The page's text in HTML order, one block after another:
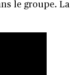
le groupe. La